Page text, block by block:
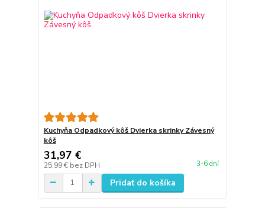
Kuchyňa Odpadkový kôš Dvierka skrinky Závesný
kôš
31,97 €
25,99 € bez DPH 3-6 dní
Pridať do košíka